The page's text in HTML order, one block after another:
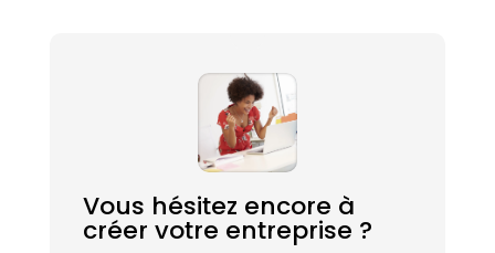
Vous hésitez encore à
créer votre entreprise ?